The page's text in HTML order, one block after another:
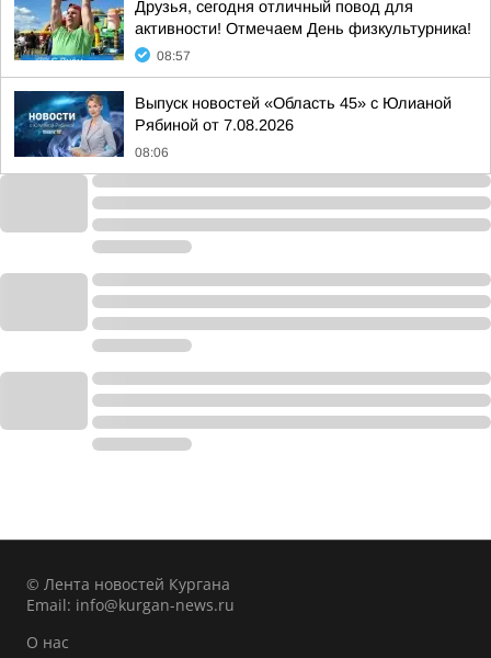
Друзья, сегодня отличный повод для
активности! Отмечаем День физкультурника!
08:57
Выпуск новостей «Область 45» с Юлианой
Рябиной от 7.08.2026
08:06
© Лента новостей Кургана
Email: info@kurgan-news.ru
О нас